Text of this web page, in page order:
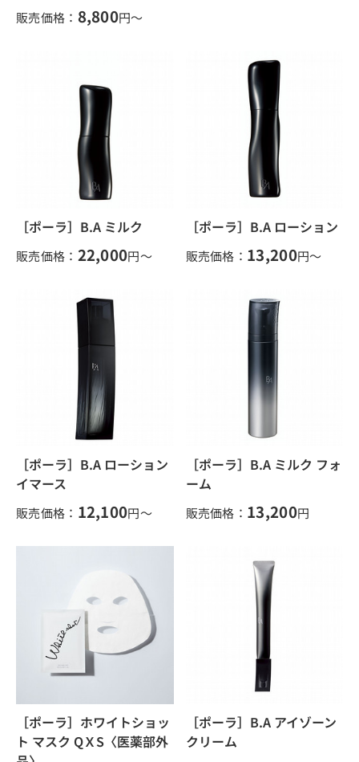
販売価格： 8,800円～
［ポーラ］B.A ミルク
販売価格： 22,000円～
［ポーラ］B.A ローション
販売価格： 13,200円～
［ポーラ］B.A ローション
イマース
販売価格： 12,100円～
［ポーラ］B.A ミルク フォ
ーム
販売価格： 13,200円
［ポーラ］ホワイトショッ
ト マスク QＸS〈医薬部外
［ポーラ］B.A アイゾーン
クリーム